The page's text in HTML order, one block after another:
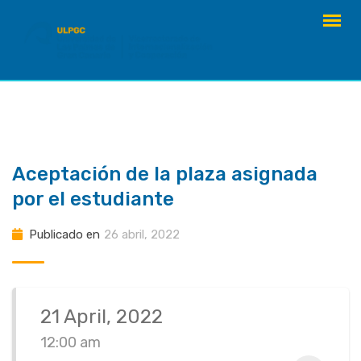
Aceptación de la plaza asignada
por el estudiante
Publicado en 26 abril, 2022
21 April, 2022
12:00 am